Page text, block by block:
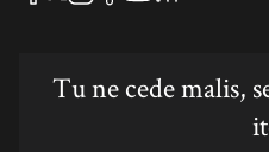
Tu ne cede malis,